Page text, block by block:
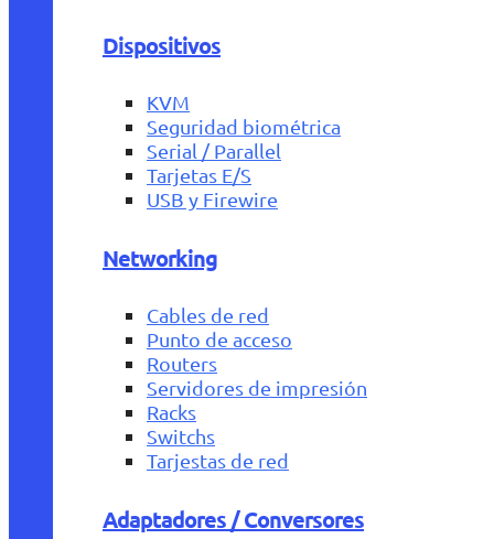
Dispositivos
KVM
Seguridad biométrica
Serial / Parallel
Tarjetas E/S
USB y Firewire
Networking
Cables de red
Punto de acceso
Routers
Servidores de impresión
Racks
Switchs
Tarjestas de red
Adaptadores / Conversores